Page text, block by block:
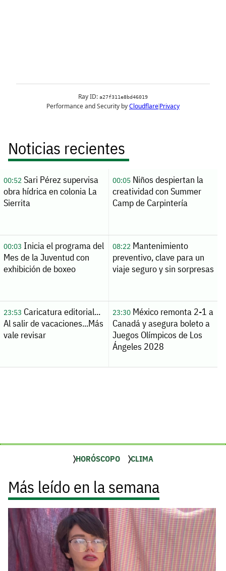
Noticias recientes
00:52Sari Pérez supervisa
obra hídrica en colonia La
Sierrita
00:05Niños despiertan la
creatividad con Summer
Camp de Carpintería
00:03 Inicia el programa del
Mes de la Juventud con
exhibición de boxeo
08:22Mantenimiento
preventivo, clave para un
viaje seguro y sin sorpresas
23:53 Caricatura editorial...
Al salir de vacaciones...Más
vale revisar
23:30México remonta 2-1 a
Canadá y asegura boleto a
Juegos Olímpicos de Los
Ángeles 2028
HORÓSCOPO CLIMA
Más leído en la semana